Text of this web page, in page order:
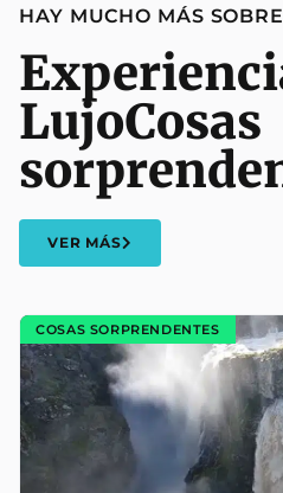
HAY MUCHO MÁS SOBRE
LujoCosas
VER MÁS
COSAS SORPRENDENTES